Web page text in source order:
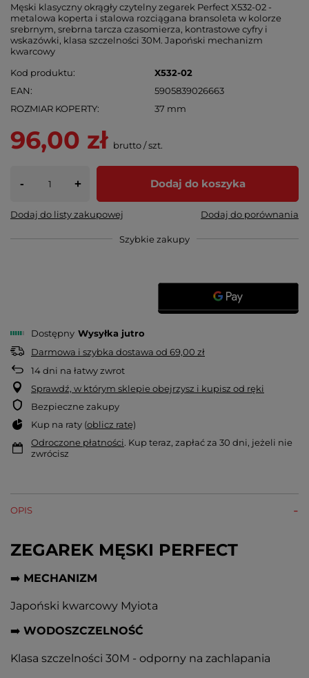
Męski klasyczny okrągły czytelny zegarek Perfect X532-02 -
metalowa koperta i stalowa rozciągana bransoleta w kolorze
srebrnym, srebrna tarcza czasomierza, kontrastowe cyfry i
wskazówki, klasa szczelności 30M. Japoński mechanizm
kwarcowy
Kod produktu
X532-02
EAN
5905839026663
ROZMIAR KOPERTY
37 mm
96,00 zł brutto/szt.
- + Dodaj do koszyka
Dodaj do listy zakupowej Dodaj do porównania
Szybkie zakupy
Dostępny Wysyłka jutro
Darmowa i szybka dostawa od 69,00 zł
14dni na łatwy zwrot
Sprawdź, w którym sklepie obejrzysz i kupisz od ręki
Bezpieczne zakupy
Kup na raty (oblicz ratę)
Odroczone płatności. Kup teraz, zapłać za 30 dni, jeżeli nie
zwrócisz
OPIS
ZEGAREK MĘSKI PERFECT
➡️ MECHANIZM
Japoński kwarcowy Myiota
➡️ WODOSZCZELNOŚĆ
Klasa szczelności 30M - odporny na zachlapania